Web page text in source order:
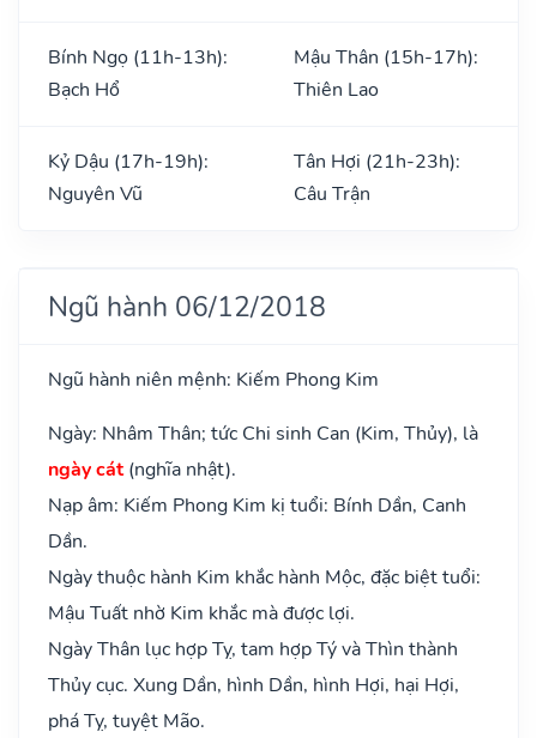
Bính Ngọ (11h-13h):
Bạch Hổ
Mậu Thân (15h-17h):
Thiên Lao
Kỷ Dậu (17h-19h):
Nguyên Vũ
Tân Hợi (21h-23h):
Câu Trận
Ngũ hành 06/12/2018
Ngũ hành niên mệnh: Kiếm Phong Kim
Ngày: Nhâm Thân; tức Chi sinh Can (Kim, Thủy), là
ngày cát(nghĩa nhật).
Nạp âm: Kiếm Phong Kim kị tuổi: Bính Dần, Canh
Dần.
Ngày thuộc hành Kim khắc hành Mộc, đặc biệt tuổi:
Mậu Tuất nhờ Kim khắc mà được lợi.
Ngày Thân lục hợp Tỵ, tam hợp Tý và Thìn thành
Thủy cục. Xung Dần, hình Dần, hình Hợi, hại Hợi,
phá Tỵ, tuyệt Mão.